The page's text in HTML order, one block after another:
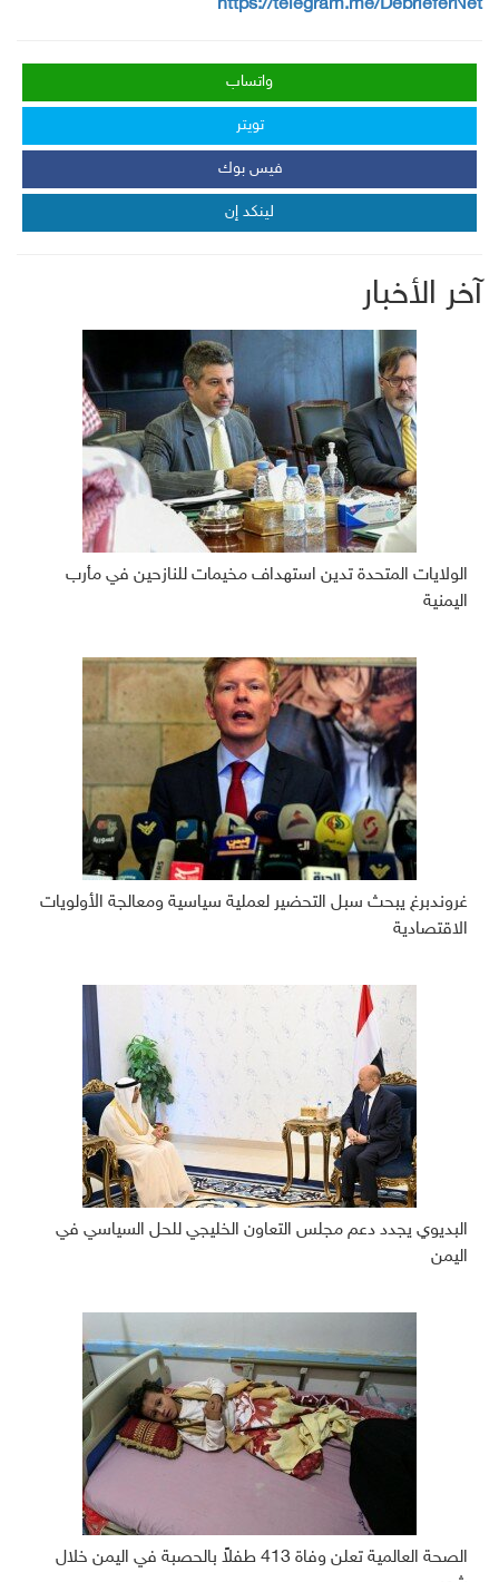
https://telegram.me/DebrieferNet
واتساب
تويتر
فيس بوك
لينكد إن
آخر الأخبار
الولايات المتحدة تدين استهداف مخيمات للنازحين في مأرب
اليمنية
غروندبرغ يبحث سبل التحضير لعملية سياسية ومعالجة الأولويات
الاقتصادية
البديوي يجدد دعم مجلس التعاون الخليجي للحل السياسي في
اليمن
الصحة العالمية تعلن وفاة 413 طفلاً بالحصبة في اليمن خلال